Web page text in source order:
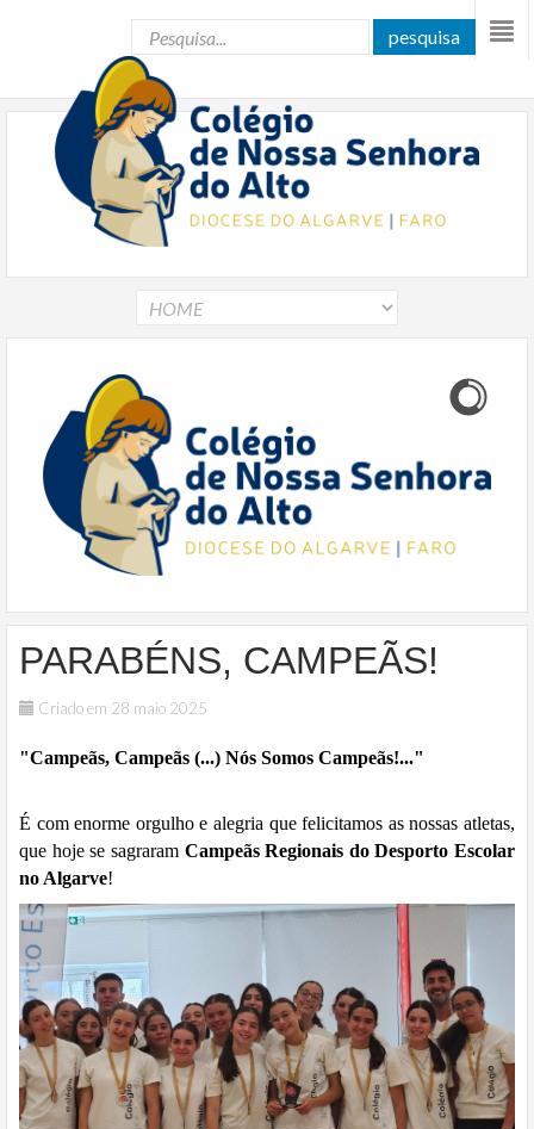
pesquisa
PARABÉNS, CAMPEÃS!
Criado em 28 maio 2025
"Campeãs, Campeãs (...) Nós Somos Campeãs!..."
É com enorme orgulho e alegria que felicitamos as nossas atletas,
que hoje se sagraram Campeãs Regionais do Desporto Escolar
no Algarve!